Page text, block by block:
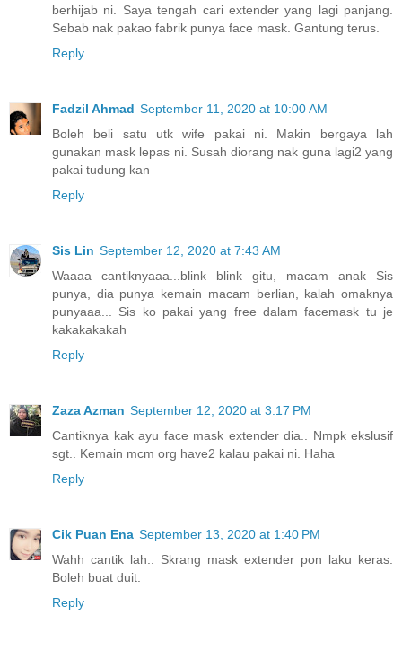
berhijab ni. Saya tengah cari extender yang lagi panjang.
Sebab nak pakao fabrik punya face mask. Gantung terus.
Reply
Fadzil Ahmad September 11, 2020 at 10:00 AM
Boleh beli satu utk wife pakai ni. Makin bergaya lah
gunakan mask lepas ni. Susah diorang nak guna lagi2 yang
pakai tudung kan
Reply
Sis Lin September 12, 2020 at 7:43 AM
Waaaa cantiknyaaa...blink blink gitu, macam anak Sis
punya, dia punya kemain macam berlian, kalah omaknya
punyaaa... Sis ko pakai yang free dalam facemask tu je
kakakakakah
Reply
Zaza Azman September 12, 2020 at 3:17 PM
Cantiknya kak ayu face mask extender dia.. Nmpk ekslusif
sgt.. Kemain mcm org have2 kalau pakai ni. Haha
Reply
Cik Puan Ena September 13, 2020 at 1:40 PM
Wahh cantik lah.. Skrang mask extender pon laku keras.
Boleh buat duit.
Reply